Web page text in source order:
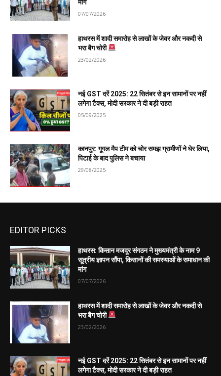
मांग
07/07/2026
हाथरस में शादी समारोह से लाखों के जेवर और नकदी से
भरा बैग चोरी
23/02/2026
नई GST दरें 2025: 22 सितंबर से इन सामानों पर नहीं
लगेगा टैक्स, मोदी सरकार ने दी बड़ी राहत
05/09/2025
कानपुर: गूगल मैप टीम को चोर समझ ग्रामीणों ने घेर लिया,
पिटाई के बाद पुलिस ने बचाया
29/08/2025
EDITOR PICKS
हाथरस: किसान मजदूर संगठन ने मुख्यमंत्री के नाम 9
सूत्रीय ज्ञापन सौंपा, किसानों की समस्याओं के समाधान की
मांग
07/07/2026
हाथरस में शादी समारोह से लाखों के जेवर और नकदी से
भरा बैग चोरी
23/02/2026
नई GST दरें 2025: 22 सितंबर से इन सामानों पर नहीं
लगेगा टैक्स, मोदी सरकार ने दी बड़ी राहत